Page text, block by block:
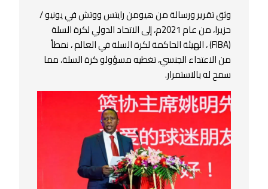
وثق تقرير ورسالة من هيومن رايتس ووتش في يونيو /
حزيرا، من عام 2021م، إلى الاتحاد الدولي لكرة السلة
(FIBA) ، الهيئة الحاكمة لكرة السلة في العالم ، نمطاً
من الاعتداء الجنسي، تغطيه مسؤولو كرة السلة، مما
سمح له بالاستمرار.